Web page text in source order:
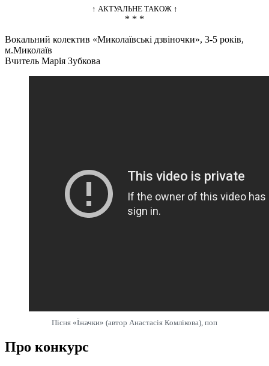
↑ АКТУАЛЬНЕ ТАКОЖ ↑
* * *
Вокальний колектив «Миколаївські дзвіночки», 3-5 років,
м.Миколаїв
Вчитель Марія Зубкова
Пісня «Їжачки» (автор Анастасія Комлікова), поп
Про конкурс